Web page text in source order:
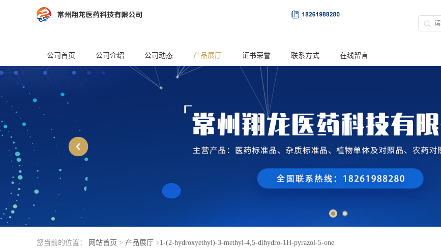
公司首页 公司介绍 公司动态 产品展厅 证书荣誉 联系方式 在线留言
您当前的位置： 网站首页 > 产品展厅 >1-(2-hydroxyethyl)-3-methyl-4,5-dihydro-1H-pyrazol-5-one